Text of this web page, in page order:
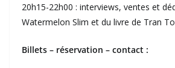
20h15-22h00 : interviews, ventes et
Watermelon Slim et du livre de Tran
Billets – réservation – contact :